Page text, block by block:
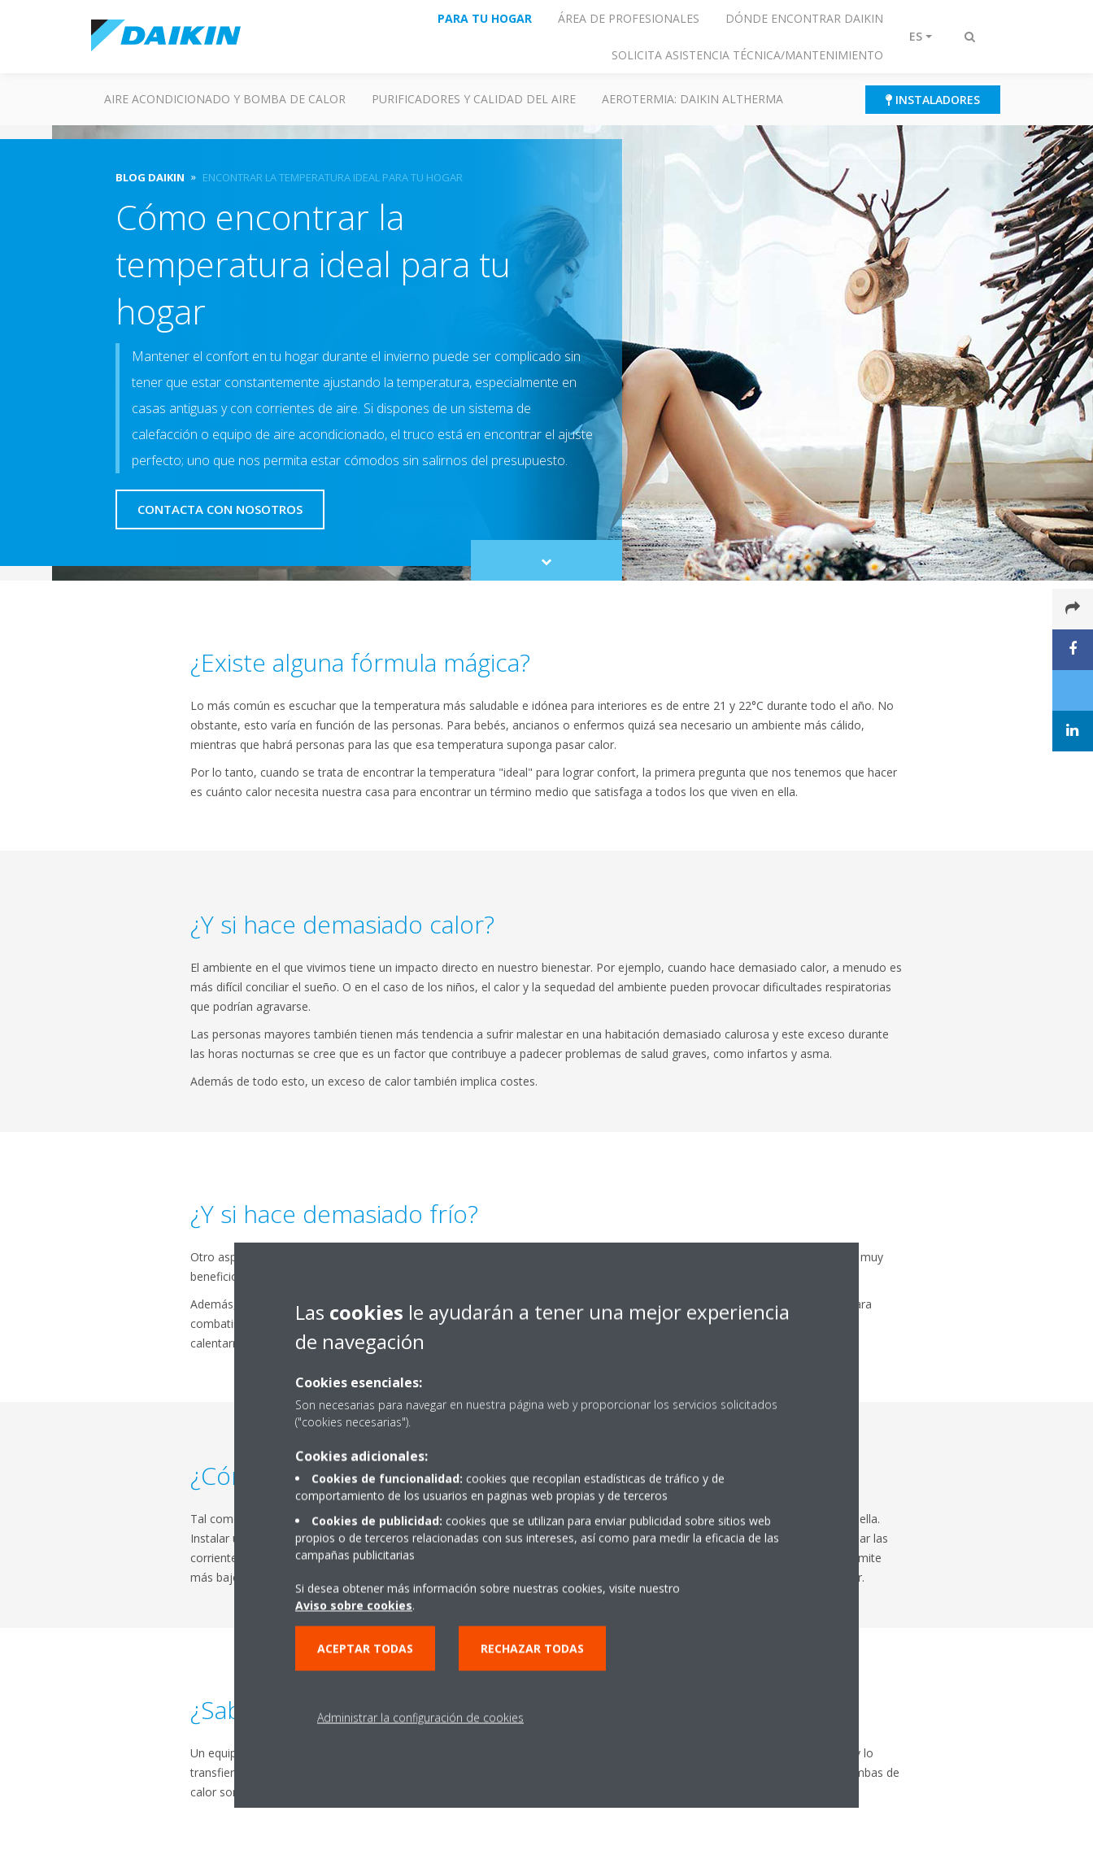
Alternar
PARA TU HOGAR ÁREA DE PROFESIONALES DÓNDE ENCONTRAR DAIKIN
SOLICITA ASISTENCIA TÉCNICA/MANTENIMIENTO
ES
AIRE ACONDICIONADO Y BOMBA DE CALOR PURIFICADORES Y CALIDAD DEL AIRE AEROTERMIA: DAIKIN ALTHERMA INSTALADORES
BLOG DAIKIN ENCONTRAR LA TEMPERATURA IDEAL PARA TU HOGAR
Cómo encontrar la
temperatura ideal para tu
hogar
Mantener el confort en tu hogar durante el invierno puede ser complicado sin
tener que estar constantemente ajustando la temperatura, especialmente en
casas antiguas y con corrientes de aire. Si dispones de un sistema de
calefacción o equipo de aire acondicionado, el truco está en encontrar el ajuste
perfecto; uno que nos permita estar cómodos sin salirnos del presupuesto.
CONTACTA CON NOSOTROS
Scroll
to
¿Existe alguna fórmula mágica?
Lo más común es escuchar que la temperatura más saludable e idónea para interiores es de entre 21 y 22°C durante todo el año. No
obstante, esto varía en función de las personas. Para bebés, ancianos o enfermos quizá sea necesario un ambiente más cálido,
mientras que habrá personas para las que esa temperatura suponga pasar calor.
Por lo tanto, cuando se trata de encontrar la temperatura "ideal" para lograr confort, la primera pregunta que nos tenemos que hacer
es cuánto calor necesita nuestra casa para encontrar un término medio que satisfaga a todos los que viven en ella.
¿Y si hace demasiado calor?
El ambiente en el que vivimos tiene un impacto directo en nuestro bienestar. Por ejemplo, cuando hace demasiado calor, a menudo es
más difícil conciliar el sueño. O en el caso de los niños, el calor y la sequedad del ambiente pueden provocar dificultades respiratorias
que podrían agravarse.
Las personas mayores también tienen más tendencia a sufrir malestar en una habitación demasiado calurosa y este exceso durante
las horas nocturnas se cree que es un factor que contribuye a padecer problemas de salud graves, como infartos y asma.
Además de todo esto, un exceso de calor también implica costes.
¿Y si hace demasiado frío?
Otro aspecto a tener en cuenta es el confort, por eso, el hecho de abrigarse más para ahorrar en calefacción tampoco resulta muy
beneficioso. Sentir demasiado frío también puede dificultar el descanso y la concentración para estudiar o trabajar.
Además, puede provocar dolores musculares y cansancio, ya que el cuerpo no se puede relajar si está en constante tensión para
combatir el frío. El hambre también puede aumentar cuando hace frío, por lo que podemos tender a comer en exceso para
calentarnos, y eso, al final del invierno se acaba notando…
¿Cómo acertar?
Tal como hemos comentado anteriormente, la temperatura "ideal" dependerá de nuestra casa y de las personas que vivan en ella.
Instalar un equipo de aire acondicionado con bomba de calor permite estar un paso por delante, pero también es bueno eliminar las
corrientes de la casa, comprobar el aislamiento, asegurarse de que hay suficiente ropa de cama y ajustar el termostato en el límite
más bajo del rango de temperatura acordado. Recuerda que no puedes controlar las estaciones, pero sí, el confort de tu hogar.
¿Sabías que?
Un equipo de aire acondicionado con bomba de calor extrae el calor del aire exterior, incluso en las noches de pleno invierno, y lo
transfiere al interior de la casa mediante refrigerante para calentarlo (o enfriarlo) antes de distribuirlo por la habitación. Las bombas de
calor son una solución eficiente para mantener su hogar confortable durante el invierno.
Las cookies le ayudarán a tener una mejor experiencia
de navegación
Cookies esenciales:
Son necesarias para navegar en nuestra página web y proporcionar los servicios solicitados
("cookies necesarias").
Cookies adicionales:
Cookies de funcionalidad: cookies que recopilan estadísticas de tráfico y de
comportamiento de los usuarios en paginas web propias y de terceros
Cookies de publicidad: cookies que se utilizan para enviar publicidad sobre sitios web
propios o de terceros relacionadas con sus intereses, así como para medir la eficacia de las
campañas publicitarias
Si desea obtener más información sobre nuestras cookies, visite nuestro
Aviso sobre cookies.
ACEPTAR TODAS RECHAZAR TODAS
Administrar la configuración de cookies